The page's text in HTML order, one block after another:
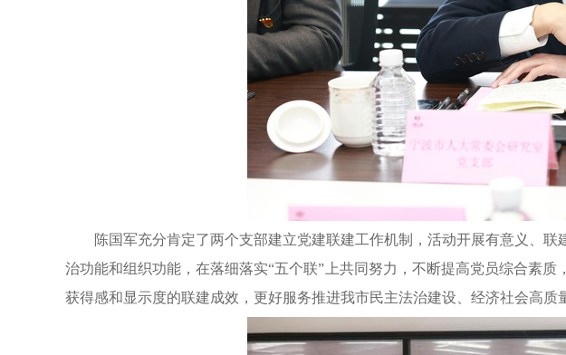
陈国军充分肯定了两个支部建立党建联建工作机制，活动开展有意义、
治功能和组织功能，在落细落实“五个联”上共同努力，不断提高党员综合素
获得感和显示度的联建成效，更好服务推进我市民主法治建设、经济社会高质